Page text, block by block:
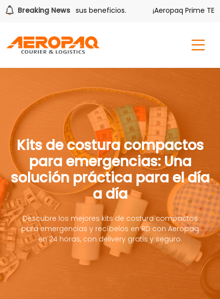
Breaking News
también tiene sus beneficios. ¡Aeropaq Prime TE DA
Kits de costura compactos
para emergencias: Una
solución práctica para el día
a día
Descubre los mejores kits de costura compactos
para emergencias y recíbelos en RD con Aeropaq
en 24 horas, con delivery gratis y seguro.